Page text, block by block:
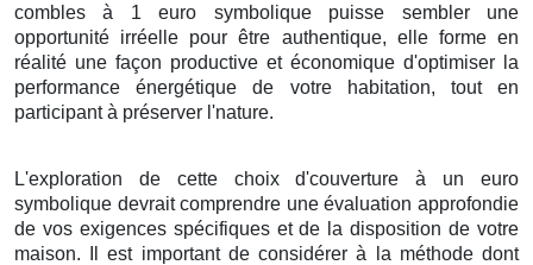
combles à 1 euro symboliquepuisse semblerune
opportunité irréelle pour être authentique, elle formeen
réalité une façon productive et économique d'optimiser
la
performance énergétique de votre habitation, tout en
participantà préserver l'nature.
L'exploration de cette choixd'couverture à un
euro
symbolique devraitcomprendre uneévaluation approfondie
de vos exigencesspécifiques et de ladisposition de votre
maison. Il est importantdeconsidérer à la méthodedont